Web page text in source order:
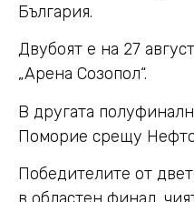
България.
Двубоят е на 27
„Арена Созопол“.
В другата
Поморие срещу
Победителите от